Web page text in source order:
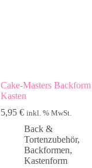
Cake-Masters Backform
Kasten
5,95€ inkl. % MwSt.
Back &
Tortenzubehör,
Backformen,
Kastenform